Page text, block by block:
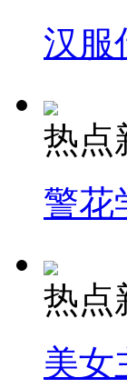
汉服
热点
警花
热点
美女